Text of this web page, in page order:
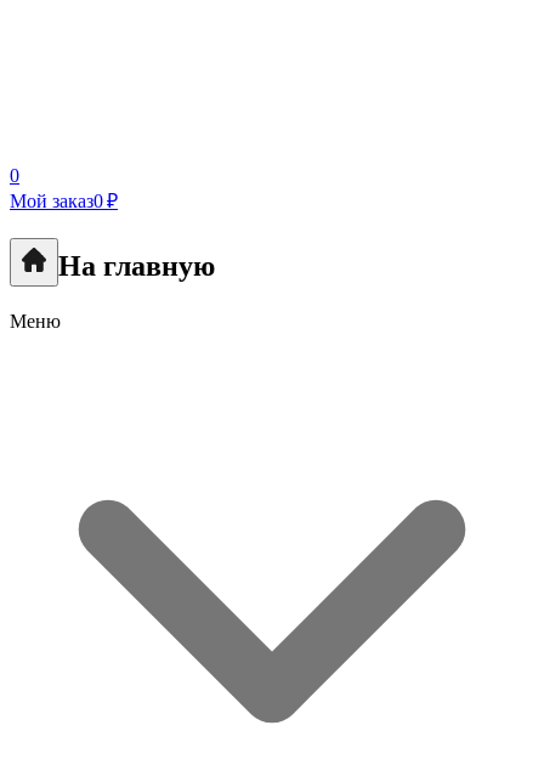
0
Мой заказ0 ₽
На главную
Меню